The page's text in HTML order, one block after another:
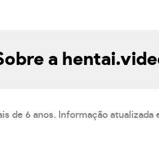
a
de 6 anos. Informação